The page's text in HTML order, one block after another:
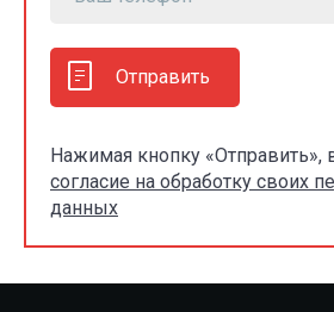
Отправить
Нажимая кнопку «Отправить»,
согласие на обработку своих
данных